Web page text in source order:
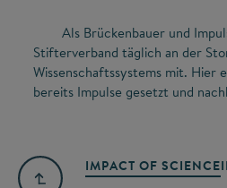
Als Brückenbauer und
Stifterverband täglich an der
Wissenschaftssystems mit. Hier
bereits Impulse gesetzt und
IMPACT OF SCIENCE